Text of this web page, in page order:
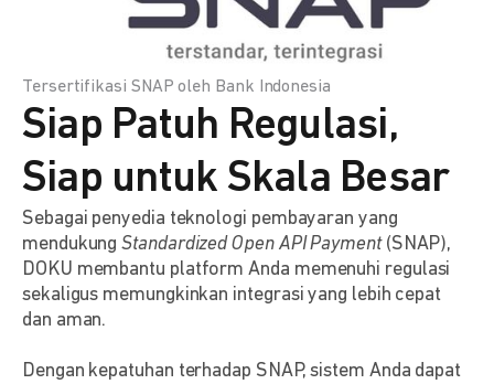
Tersertifikasi SNAP oleh Bank Indonesia
Siap Patuh Regulasi,
Siap untuk Skala Besar
Sebagai penyedia teknologi pembayaran yang
mendukungStandardized Open API Payment(SNAP),
DOKU membantu platform Anda memenuhi regulasi
sekaligus memungkinkan integrasi yang lebih cepat
dan aman.
Dengan kepatuhan terhadap SNAP, sistem Anda dapat